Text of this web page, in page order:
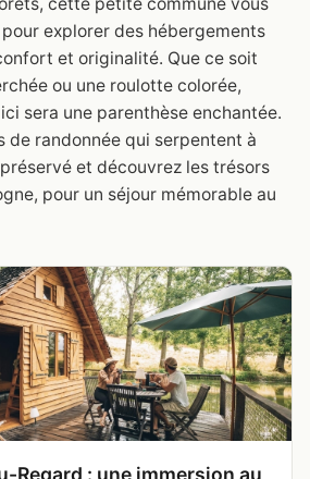
explorer des hébergements
et originalité. Que ce soit
ou une roulotte colorée,
sera une parenthèse enchantée.
de randonnée qui serpentent à
et découvrez les trésors
pour un séjour mémorable au
Regard : une immersion au